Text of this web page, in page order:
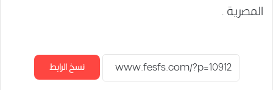
المصرية .
نسخ الرابط